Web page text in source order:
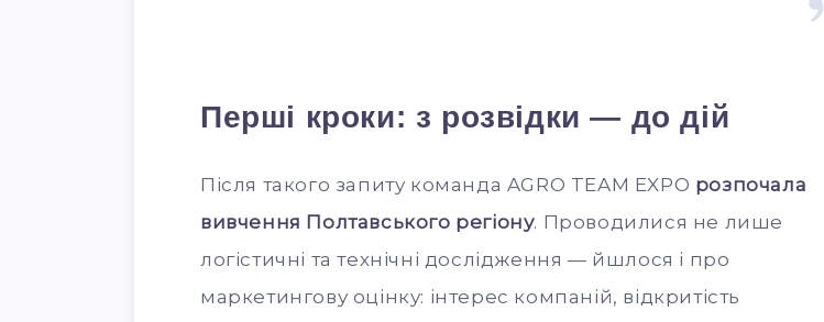
Перші кроки: з розвідки — до дій
Після такого запиту команда AGRO TEAM EXPO розпочала
вивчення Полтавського регіону. Проводилися не лише
логістичні та технічні дослідження — йшлося і про
маркетингову оцінку: інтерес компаній, відкритість